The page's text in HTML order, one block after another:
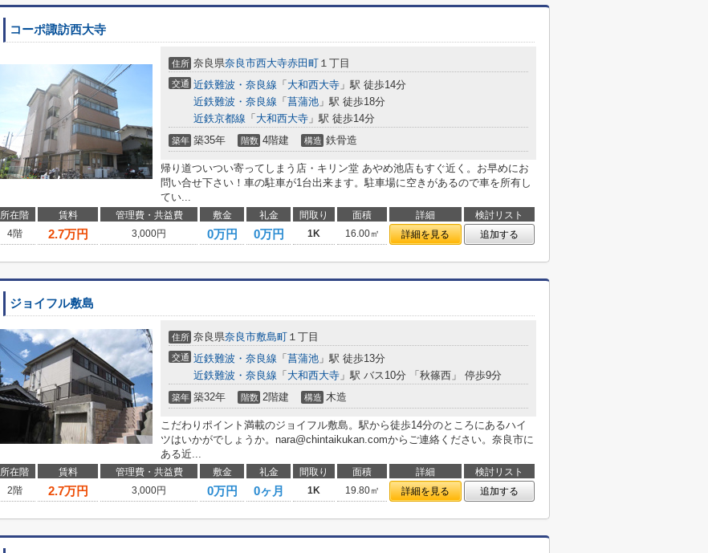
コーポ諏訪西大寺
住所 奈良県奈良市西大寺赤田町 １丁目
交通 近鉄難波・奈良線 「 大和西大寺 」駅 徒歩14分
近鉄難波・奈良線 「 菖蒲池 」駅 徒歩18分
近鉄京都線 「 大和西大寺 」駅 徒歩14分
築年 築35年 階数 4階建 構造 鉄骨造
帰り道ついつい寄ってしまう店・キリン堂 あやめ池店もすぐ近く。お早めにお
問い合せ下さい！車の駐車が1台出来ます。駐車場に空きがあるので車を所有し
てい...
所在階 賃料 管理費・共益費 敷金 礼金 間取り 面積 詳細
検討リスト
4階
2.7万円 3,000円 0万円 0万円 1K 16.00㎡ 詳細を見る 追加する
ジョイフル敷島
住所 奈良県奈良市敷島町 １丁目
交通 近鉄難波・奈良線 「 菖蒲池 」駅 徒歩13分
近鉄難波・奈良線 「 大和西大寺 」駅 バス10分 「秋篠西」 停歩9分
築年 築32年 階数 2階建 構造 木造
こだわりポイント満載のジョイフル敷島。駅から徒歩14分のところにあるハイ
ツはいかがでしょうか。nara@chintaikukan.comからご連絡ください。奈良市に
ある近...
所在階 賃料 管理費・共益費 敷金 礼金 間取り 面積 詳細
検討リスト
2階
2.7万円 3,000円 0万円 0ヶ月 1K 19.80㎡ 詳細を見る 追加する